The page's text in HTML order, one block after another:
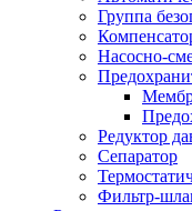
Группа
Насосно-
Редуктор
Сепаратор
Фильтр-